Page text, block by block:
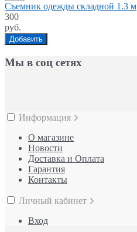
Съемник одежды складной 1.3 м
300
руб.
Добавить
Мы в соц сетях
Информация
О магазине
Новости
Доставка и Оплата
Гарантия
Контакты
Личный кабинет
Вход